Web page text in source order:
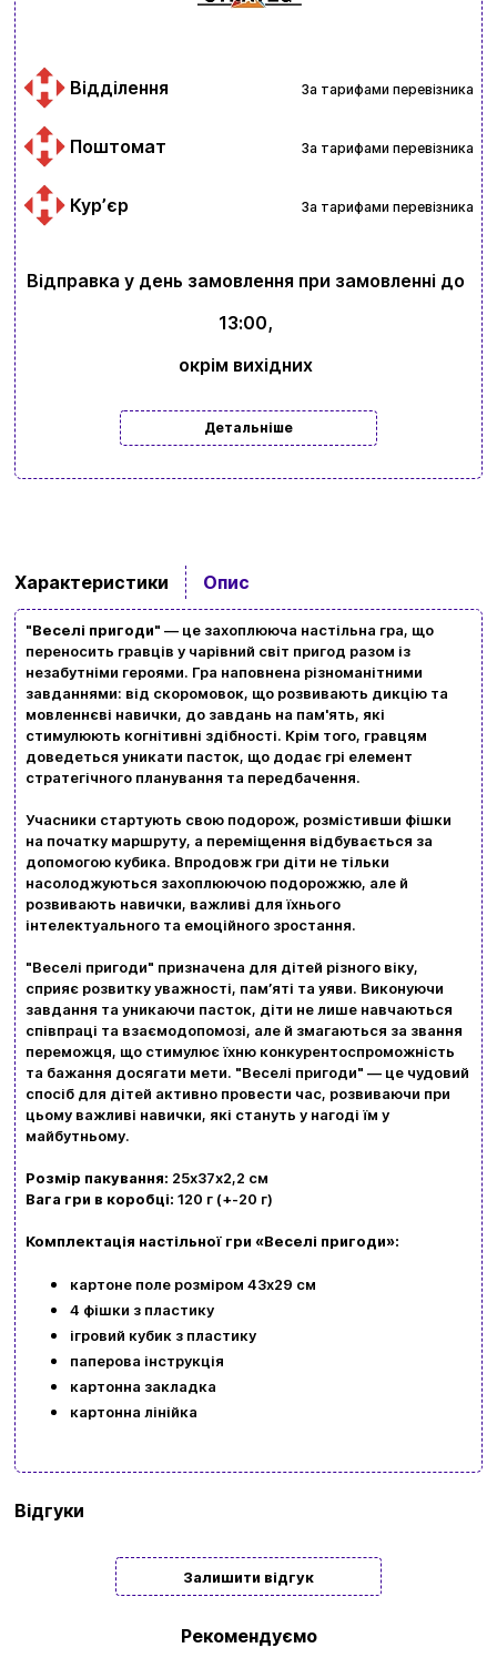
Відділення За тарифами перевізника
Поштомат За тарифами перевізника
Курʼєр За тарифами перевізника
Відправка у день замовлення при замовленні до
13:00,
окрім вихідних
Детальніше
Характеристики Опис
"Веселі пригоди" — це захоплююча настільна гра, що
переносить гравців у чарівний світ пригод разом із
незабутніми героями. Гра наповнена різноманітними
завданнями: від скоромовок, що розвивають дикцію та
мовленнєві навички, до завдань на пам'ять, які
стимулюють когнітивні здібності. Крім того, гравцям
доведеться уникати пасток, що додає грі елемент
стратегічного планування та передбачення.
Учасники стартують свою подорож, розмістивши фішки
на початку маршруту, а переміщення відбувається за
допомогою кубика. Впродовж гри діти не тільки
насолоджуються захоплюючою подорожжю, але й
розвивають навички, важливі для їхнього
інтелектуального та емоційного зростання.
"Веселі пригоди" призначена для дітей різного віку,
сприяє розвитку уважності, пам’яті та уяви. Виконуючи
завдання та уникаючи пасток, діти не лише навчаються
співпраці та взаємодопомозі, але й змагаються за звання
переможця, що стимулює їхню конкурентоспроможність
та бажання досягати мети. "Веселі пригоди" — це чудовий
спосіб для дітей активно провести час, розвиваючи при
цьому важливі навички, які стануть у нагоді їм у
майбутньому.
Розмір пакування: 25х37х2,2 см
Вага гри в коробці: 120 г (+-20 г)
Комплектація настільної гри «Веселі пригоди»:
картоне поле розміром 43х29 см
4 фішки з пластику
ігровий кубик з пластику
паперова інструкція
картонна закладка
картонна лінійка
Відгуки
Залишити відгук
Рекомендуємо
Бренди
Доставка та оплата
Новини та статті
Повернення та обмін товарів
Політика конфіденційності
Контакти
+380996393746
+380634324164
Замовити дзвінок
kubix.boardgames@gmail.com
Мова сайту:
Перегляньте асортимент нашого магазину і ви
обовʼязково знайдете щось цікавеньке